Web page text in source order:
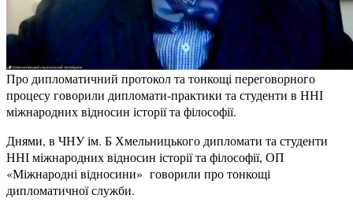
Про дипломатичний протокол та тонкощі переговорного
процесу говорили дипломати-практики та студенти в ННІ
міжнародних відносин історії та філософії.
Днями, в ЧНУ ім. Б Хмельницького дипломати та студенти
ННІ міжнародних відносин історії та філософії, ОП
«Міжнародні відносини» говорили про тонкощі
дипломатичної служби.